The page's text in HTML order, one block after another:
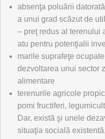
absenţa poluării
a unui grad scăzut de
– preţ redus al terenului
atu pentru potenţialii
marile suprafeţe
dezvoltarea unui sector
alimentare
terenurile agricole
pomi fructiferi,
Dar, există şi unele
situaţia socială